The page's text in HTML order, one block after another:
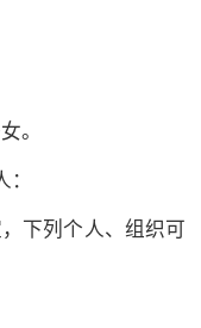
。
下列个人、组织可